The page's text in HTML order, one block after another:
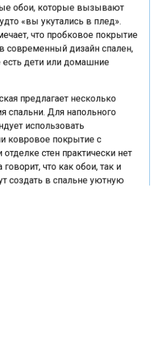
обои, которые вызывают
«вы укутались в плед».
что пробковое покрытие
современный дизайн спален,
дети или домашние
предлагает несколько
спальни. Для напольного
использовать
ковровое покрытие с
стен практически нет
что как обои, так и
создать в спальне уютную